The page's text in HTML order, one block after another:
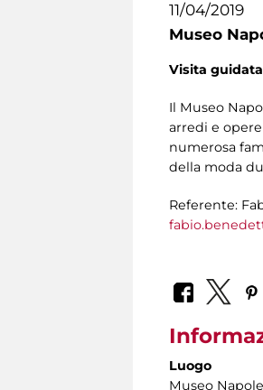
11/04/2019
Museo
Visita
Il Museo
arredi e
numerosa
della moda
Referente:
Luogo
Museo